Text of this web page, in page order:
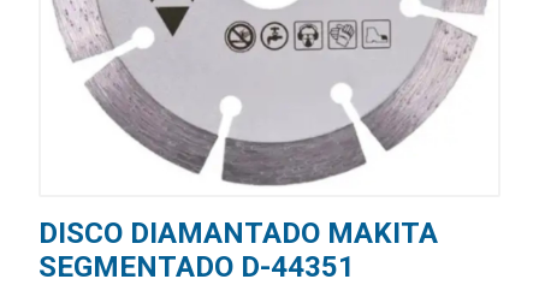
DISCO DIAMANTADO MAKITA
SEGMENTADO D-44351